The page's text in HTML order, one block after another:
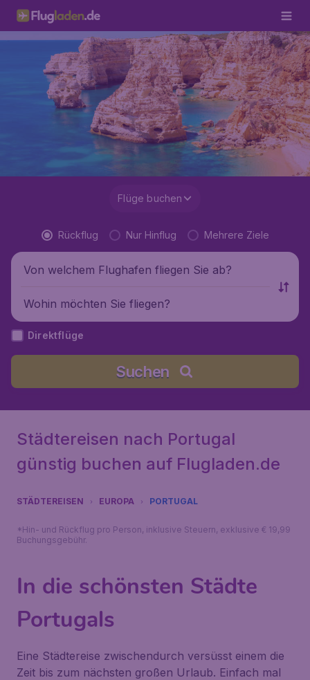
Flüge buchen
Rückflug Nur Hinflug Mehrere Ziele
Von welchem Flughafen fliegen Sie ab?
Wohin möchten Sie fliegen?
Direktflüge
Suchen
Städtereisen nach Portugal
günstig buchen auf Flugladen.de
STÄDTEREISEN EUROPA PORTUGAL
*Hin- und Rückflug pro Person, inklusive Steuern, exklusive € 19,99
Buchungsgebühr.
In die schönsten Städte
Portugals
Eine Städtereise zwischendurch versüsst einem die
Zeit bis zum nächsten großen Urlaub. Einfach mal